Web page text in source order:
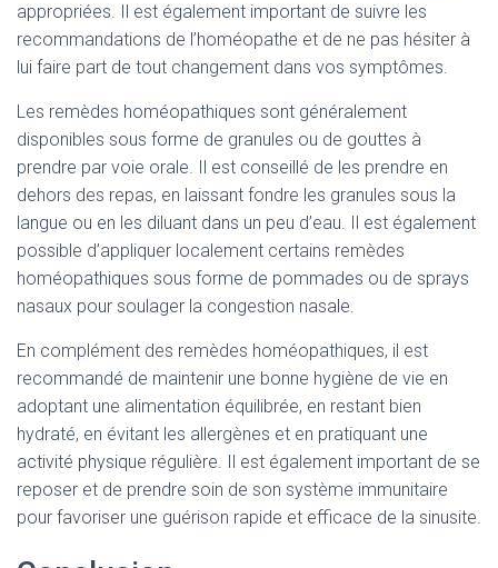
appropriées. Il est également important de suivre les
recommandations de l’homéopathe et de ne pas hésiter à
lui faire part de tout changement dans vos symptômes.
Les remèdes homéopathiques sont généralement
disponibles sous forme de granules ou de gouttes à
prendre par voie orale. Il est conseillé de les prendre en
dehors des repas, en laissant fondre les granules sous la
langue ou en les diluant dans un peu d’eau. Il est également
possible d’appliquer localement certains remèdes
homéopathiques sous forme de pommades ou de sprays
nasaux pour soulager la congestion nasale.
En complément des remèdes homéopathiques, il est
recommandé de maintenir une bonne hygiène de vie en
adoptant une alimentation équilibrée, en restant bien
hydraté, en évitant les allergènes et en pratiquant une
activité physique régulière. Il est également important de se
reposer et de prendre soin de son système immunitaire
pour favoriser une guérison rapide et efficace de la sinusite.